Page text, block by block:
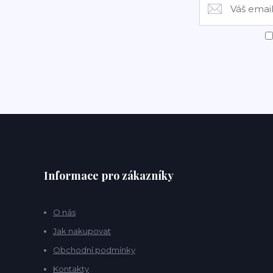
Informace pro zákazníky
O nás
Jak nakupovat
Obchodní podmínky
Kontakty